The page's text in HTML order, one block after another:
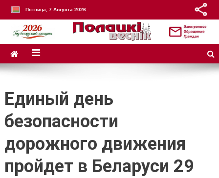
Пятница, 7 Августа 2026
Единый день
безопасности
дорожного движения
пройдет в Беларуси 29